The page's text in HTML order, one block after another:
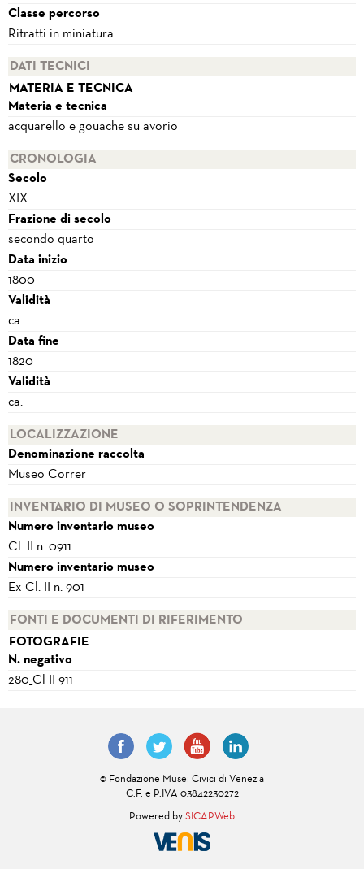
Classe percorso
Ritratti in miniatura
DATI TECNICI
MATERIA E TECNICA
Materia e tecnica
acquarello e gouache su avorio
CRONOLOGIA
Secolo
XIX
Frazione di secolo
secondo quarto
Data inizio
1800
Validità
ca.
Data fine
1820
Validità
ca.
LOCALIZZAZIONE
Denominazione raccolta
Museo Correr
INVENTARIO DI MUSEO O SOPRINTENDENZA
Numero inventario museo
Cl. II n. 0911
Numero inventario museo
Ex Cl. II n. 901
FONTI E DOCUMENTI DI RIFERIMENTO
FOTOGRAFIE
N. negativo
280_Cl II 911
© Fondazione Musei Civici di Venezia
C.F. e P.IVA 03842230272
Powered by SICAPWeb